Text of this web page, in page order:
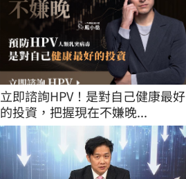
立即諮詢HPV！是對自己健康最好
的投資，把握現在不嫌晚...